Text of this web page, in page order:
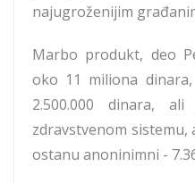
najugroženijim
Marbo produkt, deo
oko 11 miliona
2.500.000 dinara,
zdravstvenom
ostanu anoninimni -